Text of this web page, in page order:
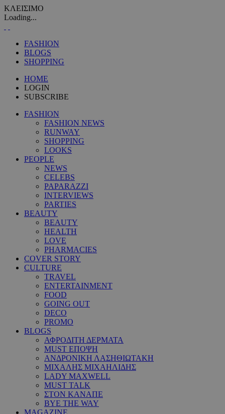
ΚΛΕΙΣΙΜΟ
Loading...
FASHION
BLOGS
SHOPPING
HOME
LOGIN
SUBSCRIBE
FASHION
FASHION NEWS
RUNWAY
SHOPPING
LOOKS
PEOPLE
NEWS
CELEBS
PAPARAZZI
INTERVIEWS
PARTIES
BEAUTY
BEAUTY
HEALTH
LOVE
PHARMACIES
COVER STORY
CULTURE
TRAVEL
ENTERTAINMENT
FOOD
GOING OUT
DECO
PROMO
BLOGS
ΑΦΡΟΔΙΤΗ ΔΕΡΜΑΤΑ
MUST ΕΠΟΨΗ
ΑΝΔΡΟΝΙΚΗ ΛΑΣΗΘΙΩΤΑΚΗ
ΜΙΧΑΛΗΣ ΜΙΧΑΗΛΙΔΗΣ
LADY MAXWELL
MUST TALK
ΣΤΟΝ ΚΑΝΑΠΕ
BYE THE WAY
MAGAZINE